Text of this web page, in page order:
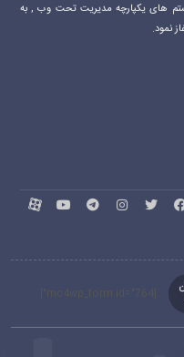
های یکپارچه مدیریت تحت وب , به
نمود.